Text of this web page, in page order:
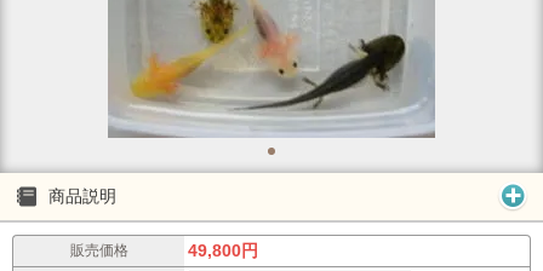
商品説明
販売価格 49,800円